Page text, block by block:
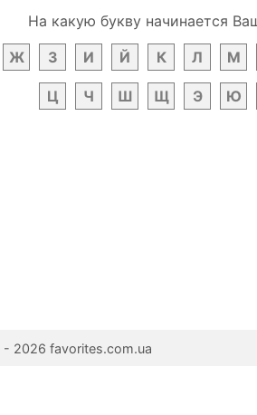
На какую букву начинается
Ж З И Й К Л М
Ц Ч Ш Щ Э Ю
2026 favorites.com.ua